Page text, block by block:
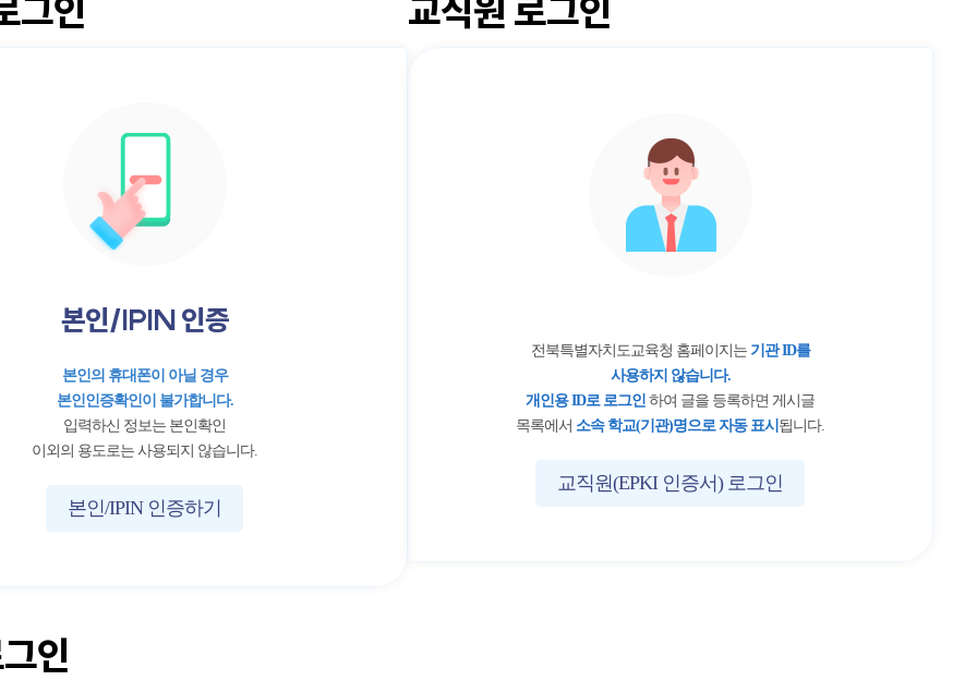
그인
본인/IPIN 인증
본인의 휴대폰이 아닐 경우
본인인증확인이 불가합니다.
입력하신 정보는 본인확인
이외의 용도로는 사용되지 않습니다.
본인/IPIN 인증하기
교직원 로그인
전북특별자치도교육청 홈페이지는 기관 ID를
사용하지 않습니다.
개인용 ID로 로그인 하여 글을 등록하면 게시글
목록에서 소속 학교(기관)명으로 자동 표시 됩니다.
교직원(EPKI 인증서) 로그인
인